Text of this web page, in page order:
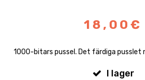
18,00€
1000-bitars pussel. Det färdiga pusslet
I lager